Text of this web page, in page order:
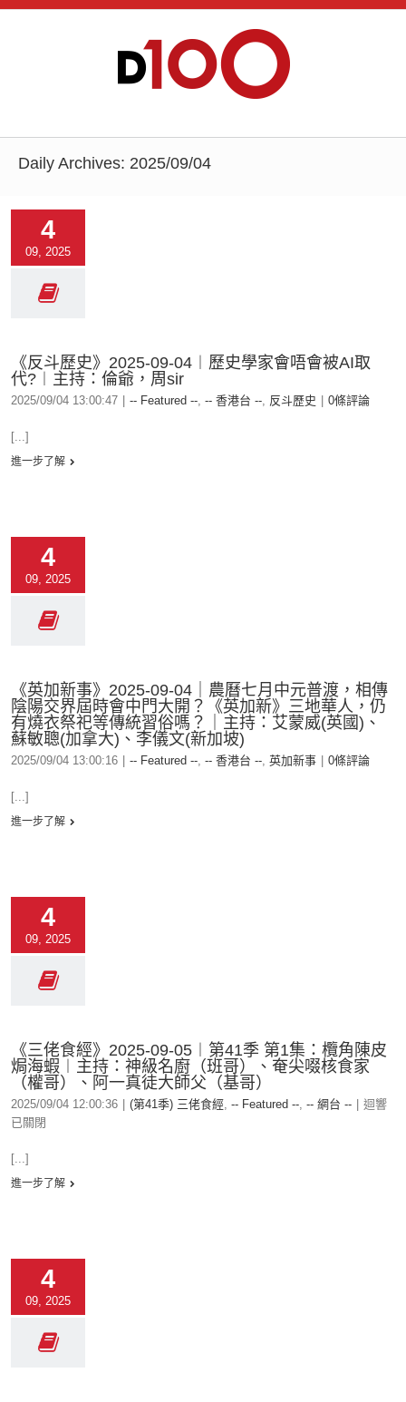
Daily Archives: 2025/09/04
4
09, 2025
《反斗歷史》2025-09-04︱歷史學家會唔會被AI取
代?︱主持：倫爺，周sir
2025/09/04 13:00:47 -- Featured --, -- 香港台 --, 反斗歷史 0條評論
[...]
進一步了解
4
09, 2025
《英加新事》2025-09-04｜農曆七月中元普渡，相傳
陰陽交界屆時會中門大開？《英加新》三地華人，仍
有燒衣祭祀等傳統習俗嗎？｜主持：艾蒙威(英國)、
蘇敏聰(加拿大)、李儀文(新加坡)
2025/09/04 13:00:16 -- Featured --, -- 香港台 --, 英加新事 0條評論
[...]
進一步了解
4
09, 2025
《三佬食經》2025-09-05︱第41季 第1集：欖角陳皮
焗海蝦︱主持：神級名廚（班哥）、奄尖啜核食家
（權哥）、阿一真徒大師父（基哥）
2025/09/04 12:00:36 (第41季) 三佬食經, -- Featured --, -- 網台 --
迴響
已關閉
[...]
進一步了解
4
09, 2025